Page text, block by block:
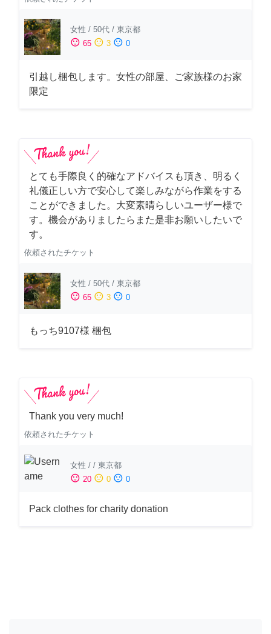
女性 / 50代 / 東京都
sentiment_satisfied 65 sentiment_neutral 3 sentiment_dissatisfied 0
引越し梱包します。女性の部屋、ご家族様のお家
限定
とても手際良く的確なアドバイスも頂き、明るく
礼儀正しい方で安心して楽しみながら作業をする
ことができました。大変素晴らしいユーザー様で
す。機会がありましたらまた是非お願いしたいで
す。
依頼されたチケット
女性 / 50代 / 東京都
sentiment_satisfied 65 sentiment_neutral 3 sentiment_dissatisfied 0
もっち9107様 梱包
Thank you very much!
依頼されたチケット
女性 / / 東京都
sentiment_satisfied 20 sentiment_neutral 0 sentiment_dissatisfied 0
Pack clothes for charity donation